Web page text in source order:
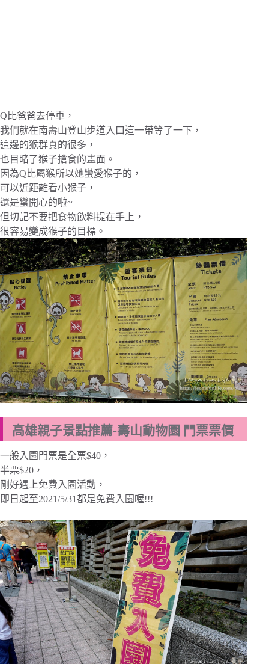
Q比爸爸去停車，
我們就在南壽山登山步道入口這一帶等了一下，
這邊的猴群真的很多，
也目睹了猴子搶食的畫面。
因為Q比屬猴所以她蠻愛猴子的，
可以近距離看小猴子，
還是蠻開心的啦~
但切記不要把食物飲料提在手上，
很容易變成猴子的目標。
高雄親子景點推薦-壽山動物園 門票票價
一般入園門票是全票$40，
半票$20，
剛好遇上免費入園活動，
即日起至2021/5/31都是免費入園喔!!!